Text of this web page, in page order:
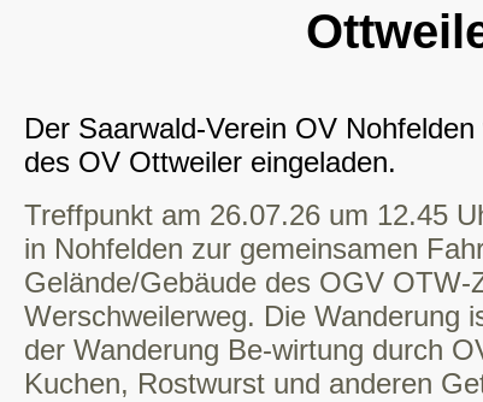
Der Saarwald-Verein OV
des OV Ottweiler eingeladen.
Treffpunkt am 26.07.26 um 12.45
in Nohfelden zur gemeinsamen
Gelände/Gebäude des OGV OTW-
Werschweilerweg. Die Wanderung
der Wanderung Be-wirtung durch
Kuchen, Rostwurst und anderen